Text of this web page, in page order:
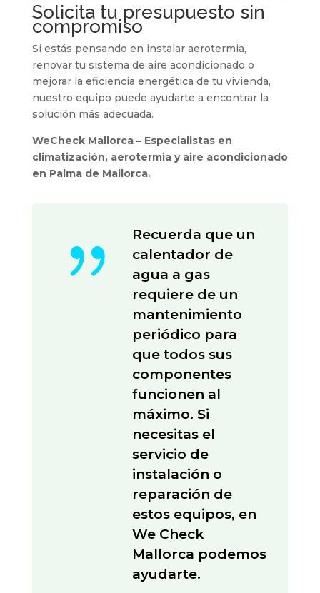
Solicita tu presupuesto sin
compromiso
Si estás pensando en instalar aerotermia,
renovar tu sistema de aire acondicionado o
mejorar la eficiencia energética de tu vivienda,
nuestro equipo puede ayudarte a encontrar la
solución más adecuada.
WeCheck Mallorca – Especialistas en
climatización, aerotermia y aire acondicionado
en Palma de Mallorca.
{
Recuerda que un
calentador de
agua a gas
requiere de un
mantenimiento
periódico para
que todos sus
componentes
funcionen al
máximo. Si
necesitas el
servicio de
instalación o
reparación de
estos equipos, en
We Check
Mallorca podemos
ayudarte.